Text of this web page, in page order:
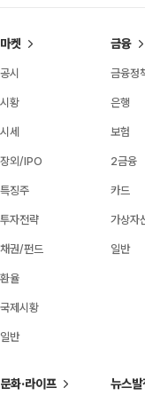
마켓
공시
시황
시세
장외/IPO
특징주
투자전략
채권/펀드
환율
국제시황
일반
금융
금융정
은행
보험
2금융
카드
가상자
일반
문화·라이프 뉴스발